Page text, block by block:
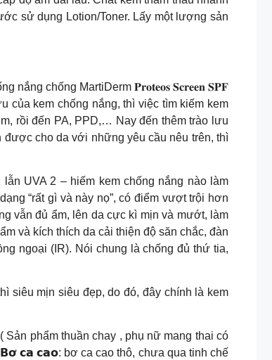
sử dụng Lotion/Toner. Lấy một lượng sản
chống MartiDerm 𝐏𝐫𝐨𝐭𝐞𝐨𝐬 𝐒𝐜𝐫𝐞𝐞𝐧 𝐒𝐏𝐅
của kem chống nắng, thì việc tìm kiếm kem
rồi đến PA, PPD,… Nay đến thêm trào lưu
cho da với những yêu cầu nêu trên, thì
UVA 2 – hiếm kem chống nắng nào làm
“rất gì và này nọ”, có điểm vượt trội hơn
vẫn đủ ẩm, lên da cực kì mịn và mướt, làm
và kích thích da cải thiện độ săn chắc, đàn
ngoại (IR). Nói chung là chống đủ thứ tia,
siêu mịn siêu đẹp, do đó, đây chính là kem
phẩm thuần chay , phụ nữ mang thai có
𝗰𝗮 𝗰𝗮𝗼: bơ ca cao thô, chưa qua tinh chế